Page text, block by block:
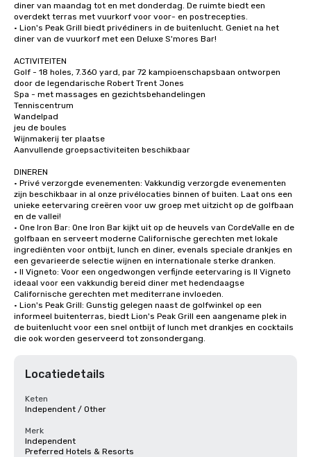
diner van maandag tot en met donderdag. De ruimte biedt een
overdekt terras met vuurkorf voor voor- en postrecepties.
• Lion's Peak Grill biedt privédiners in de buitenlucht. Geniet na het
diner van de vuurkorf met een Deluxe S'mores Bar!
ACTIVITEITEN
Golf - 18 holes, 7.360 yard, par 72 kampioenschapsbaan ontworpen
door de legendarische Robert Trent Jones
Spa - met massages en gezichtsbehandelingen
Tenniscentrum
Wandelpad
jeu de boules
Wijnmakerij ter plaatse
Aanvullende groepsactiviteiten beschikbaar
DINEREN
• Privé verzorgde evenementen: Vakkundig verzorgde evenementen
zijn beschikbaar in al onze privélocaties binnen of buiten. Laat ons een
unieke eetervaring creëren voor uw groep met uitzicht op de golfbaan
en de vallei!
• One Iron Bar: One Iron Bar kijkt uit op de heuvels van CordeValle en de
golfbaan en serveert moderne Californische gerechten met lokale
ingrediënten voor ontbijt, lunch en diner, evenals speciale drankjes en
een gevarieerde selectie wijnen en internationale sterke dranken.
• Il Vigneto: Voor een ongedwongen verfijnde eetervaring is Il Vigneto
ideaal voor een vakkundig bereid diner met hedendaagse
Californische gerechten met mediterrane invloeden.
• Lion's Peak Grill: Gunstig gelegen naast de golfwinkel op een
informeel buitenterras, biedt Lion's Peak Grill een aangename plek in
de buitenlucht voor een snel ontbijt of lunch met drankjes en cocktails
die ook worden geserveerd tot zonsondergang.
Locatiedetails
Keten
Independent / Other
Merk
Independent
Preferred Hotels & Resorts